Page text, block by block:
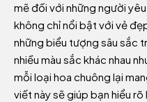
mẽ đối với những người
không chỉ nổi bật với vẻ
những biểu tượng sâu sắc
nhiều màu sắc khác nhau
mỗi loại hoa chuông lại
viết này sẽ giúp bạn hiểu